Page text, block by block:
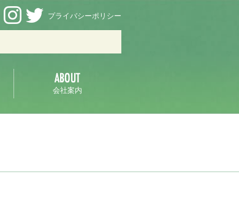
プライバシーポリシー
会社案内